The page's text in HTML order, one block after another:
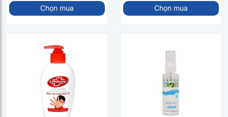
Chọn mua Chọn mua